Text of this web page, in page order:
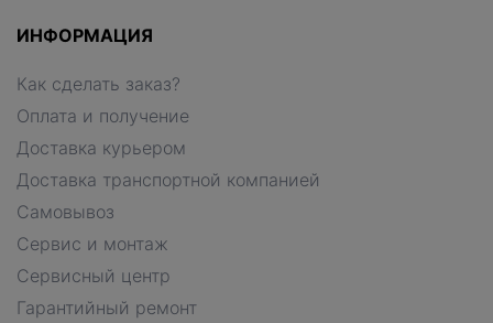
ИНФОРМАЦИЯ
Как сделать заказ?
Оплата и получение
Доставка курьером
Доставка транспортной компанией
Самовывоз
Сервис и монтаж
Сервисный центр
Гарантийный ремонт